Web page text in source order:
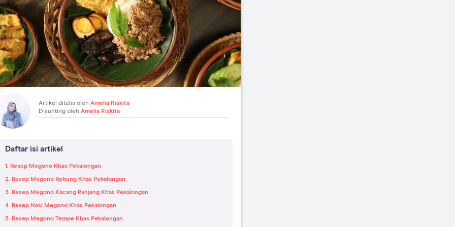
Artikel ditulis oleh Amelia Riskita
Disunting oleh Amelia Riskita
Daftar isi artikel
1. Resep Megono Khas Pekalongan
2. Resep Megono Rebung Khas Pekalongan
3. Resep Megono Kacang Panjang Khas Pekalongan
4. Resep Nasi Megono Khas Pekalongan
5. Resep Megono Tempe Khas Pekalongan